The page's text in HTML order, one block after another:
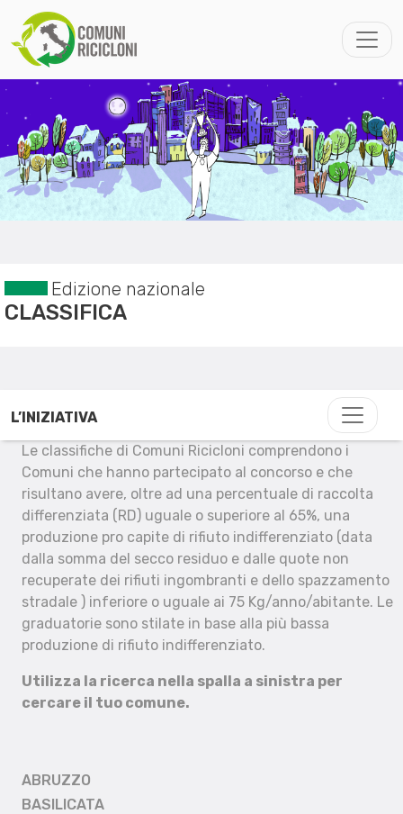
Edizione nazionale
CLASSIFICA
L’INIZIATIVA
Le classifiche di Comuni Ricicloni comprendono i
Comuni che hanno partecipato al concorso e che
risultano avere, oltre ad una percentuale di raccolta
differenziata (RD) uguale o superiore al 65%, una
produzione pro capite di rifiuto indifferenziato (data
dalla somma del secco residuo e dalle quote non
recuperate dei rifiuti ingombranti e dello spazzamento
stradale ) inferiore o uguale ai 75 Kg/anno/abitante. Le
graduatorie sono stilate in base alla più bassa
produzione di rifiuto indifferenziato.
Utilizza la ricerca nella spalla a sinistra per
cercare il tuo comune.
ABRUZZO
BASILICATA